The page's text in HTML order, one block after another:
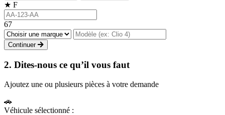
★ F
67
Continuer
2. Dites-nous ce qu’il vous faut
Ajoutez une ou plusieurs pièces à votre demande
🚗
Véhicule sélectionné :